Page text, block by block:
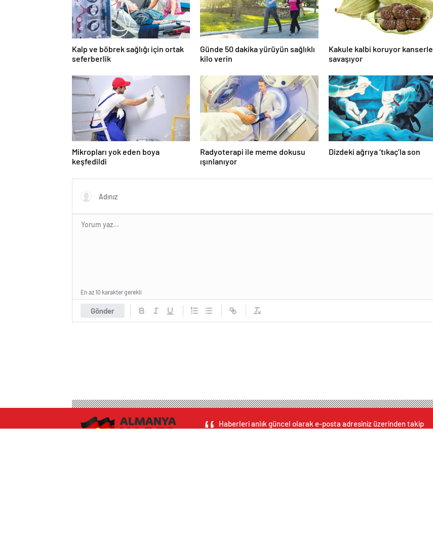
Kalp ve böbrek sağlığı için ortak
seferberlik
Günde 50 dakika yürüyün sağlıklı
kilo verin
Kakule kalbi koruyor kanserle
savaşıyor
Mikropları yok eden boya
keşfedildi
Radyoterapi ile meme dokusu
ışınlanıyor
Dizdeki ağrıya ‘tıkaç’la son
Gönder
En az 10 karakter gerekli
Haberleri anlık güncel olarak e-posta adresiniz üzerinden takip